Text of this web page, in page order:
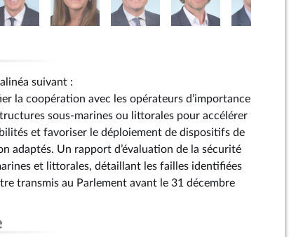
suivant :
la coopération avec les opérateurs d’importance
sous-marines ou littorales pour accélérer
et favoriser le déploiement de dispositifs de
adaptés. Un rapport d’évaluation de la sécurité
et littorales, détaillant les failles identifiées
transmis au Parlement avant le 31 décembre